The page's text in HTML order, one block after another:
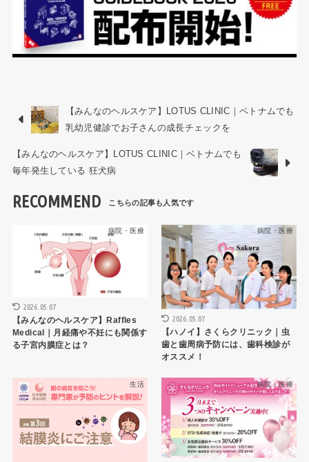
【みんなのヘルスケア】LOTUS CLINIC｜ベトナムでも
乳幼児健診でお子さんの成長チェックを
【みんなのヘルスケア】LOTUS CLINIC｜ベトナムでも
毎年発生している 狂犬病
RECOMMEND
病院・医療
2026.05.07
【みんなのヘルスケア】Raffles
Medical｜月経痛や不妊にも関係す
る子宮内膜症とは？
病院・医療
2026.05.07
【ハノイ】さくらクリニック｜虫
歯と歯周病予防には、歯科検診が
オススメ！
生活 病院・医療